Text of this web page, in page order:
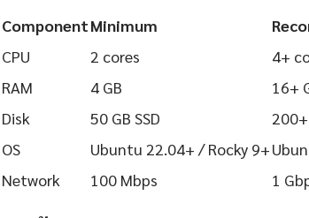
ComponentMinimum
CPU
2 cores
4+
RAM
4 GB
16+
Disk
50 GB SSD
200+
OS
Ubuntu 22.04+ / Rocky 9+
Network
100 Mbps 1